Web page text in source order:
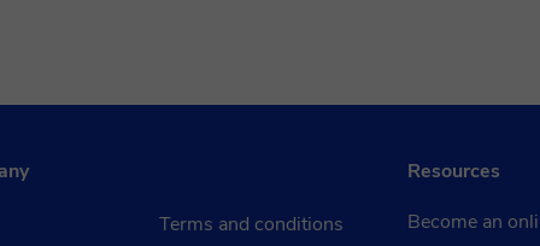
Terms and conditions
Resources
Become an